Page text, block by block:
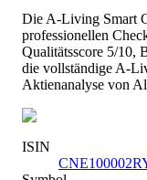
Die A-Living Smart
professionellen
Qualitätsscore 5/10,
die vollständige A-
Aktienanalyse von
ISIN